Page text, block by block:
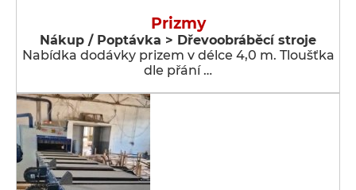
Prizmy
Nákup / Poptávka > Dřevoobráběcí stroje
Nabídka dodávky prizem v délce 4,0 m. Tloušťka
dle přání …